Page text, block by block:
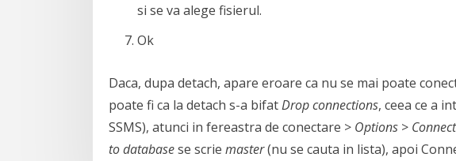
si se va alege fisierul.
Ok
Daca, dupa detach, apare eroare ca nu se mai poate
poate fi ca la detach s-a bifatDrop connections, ceea ce a
SSMS), atunci in fereastra de conectare > Options >
to databasese scrie master(nu se cauta in lista), apoi